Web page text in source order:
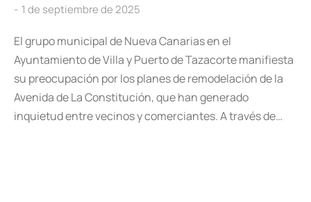
1 de septiembre de 2025
El grupo municipal de Nueva Canarias en el
Ayuntamiento de Villa y Puerto de Tazacorte manifiesta
su preocupación por los planes de remodelación de la
Avenida de La Constitución, que han generado
inquietud entre vecinos y comerciantes. A través de…